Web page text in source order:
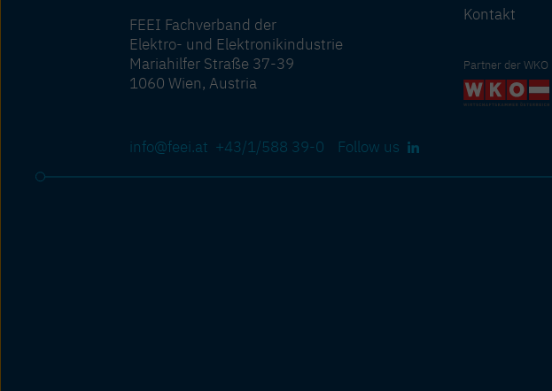
FEEI Fachverband der
Elektro- und Elektronikindustrie
Mariahilfer Straße 37-39
1060 Wien, Austria
info@feei.at +43/1/588 39-0 Follow us
Kontakt
Partner der WKO